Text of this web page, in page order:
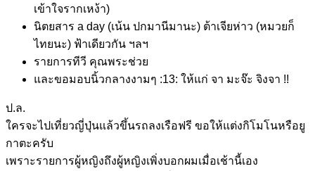
เข้าใจรากเหง้า)
นิตยสาร a day (เน้น ปกมานีมานะ) ต้าเจียห่าว (หมวยก็
ไทยนะ) ฟ้าเดียวกัน ฯลฯ
รายการทีวี คุณพระช่วย
และขอมอบนิ้วกลางงามๆ :13: ให้แก่ จา มะจ๊ะ จิงจา !!
ป.ล.
ใครจะไปเที่ยวญี่ปุ่นแล้วขึ้นรถลงเรือฟรี ขอให้แต่งกิโมโนหรือยู
กาตะครับ
เพราะรายการผู้หญิงถึงผู้หญิงเพิ่งบอกผมเมื่อเช้านี้เอง